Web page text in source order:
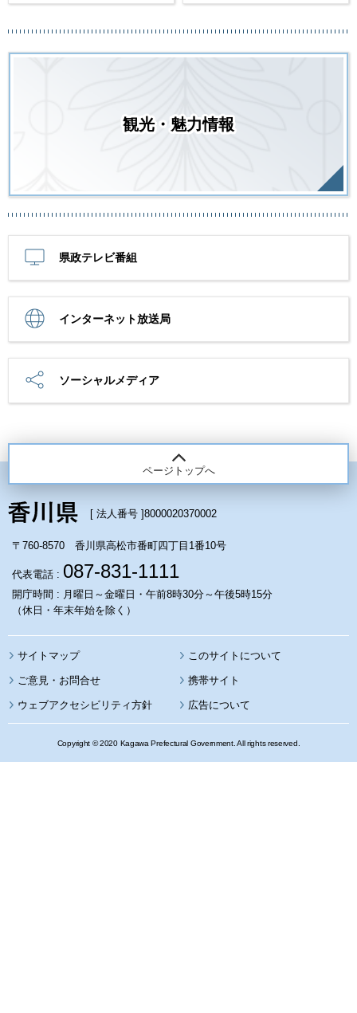
観光・魅力情報
県政テレビ番組
インターネット放送局
ソーシャルメディア
ページトップへ
[ 法人番号 ]8000020370002
〒760-8570 香川県高松市番町四丁目1番10号
代表電話 : 087-831-1111
開庁時間 : 月曜日～金曜日・午前8時30分～午後5時15分
（休日・年末年始を除く）
サイトマップ このサイトについて
携帯サイト
ウェブアクセシビリティ方針 広告について
Copyright © 2020 Kagawa Prefectural Government. All rights reserved.